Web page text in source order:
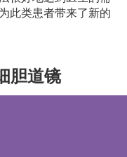
此类患者带来了新的
胆道镜